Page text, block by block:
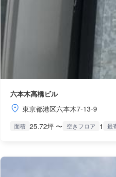
六本木高橋ビル
東京都港区六本木7-13-9
面積 25.72坪 〜 空きフロア 1 最